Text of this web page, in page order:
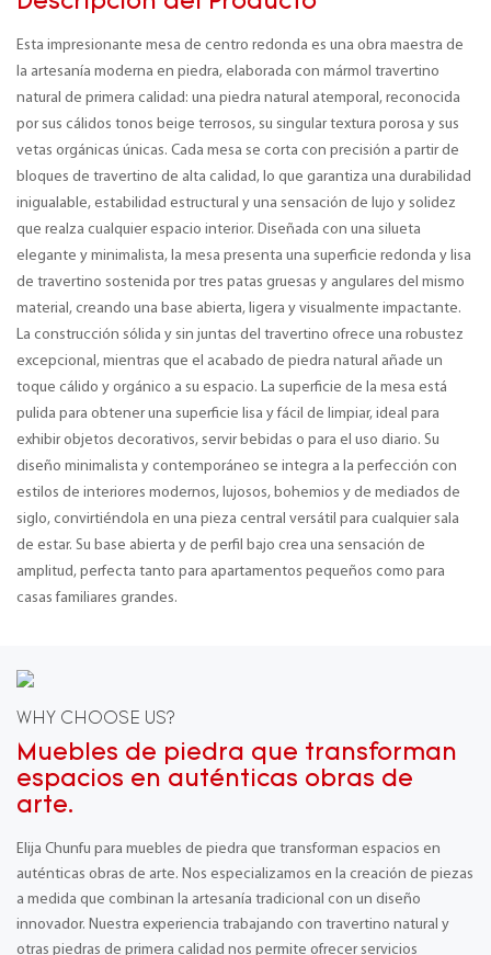
Esta impresionante mesa de centro redonda es una obra maestra de
la artesanía moderna en piedra, elaborada con mármol travertino
natural de primera calidad: una piedra natural atemporal, reconocida
por sus cálidos tonos beige terrosos, su singular textura porosa y sus
vetas orgánicas únicas. Cada mesa se corta con precisión a partir de
bloques de travertino de alta calidad, lo que garantiza una durabilidad
inigualable, estabilidad estructural y una sensación de lujo y solidez
que realza cualquier espacio interior. Diseñada con una silueta
elegante y minimalista, la mesa presenta una superficie redonda y lisa
de travertino sostenida por tres patas gruesas y angulares del mismo
material, creando una base abierta, ligera y visualmente impactante.
La construcción sólida y sin juntas del travertino ofrece una robustez
excepcional, mientras que el acabado de piedra natural añade un
toque cálido y orgánico a su espacio. La superficie de la mesa está
pulida para obtener una superficie lisa y fácil de limpiar, ideal para
exhibir objetos decorativos, servir bebidas o para el uso diario. Su
diseño minimalista y contemporáneo se integra a la perfección con
estilos de interiores modernos, lujosos, bohemios y de mediados de
siglo, convirtiéndola en una pieza central versátil para cualquier sala
de estar. Su base abierta y de perfil bajo crea una sensación de
amplitud, perfecta tanto para apartamentos pequeños como para
casas familiares grandes.
WHY CHOOSE US?
Muebles de piedra que transforman
espacios en auténticas obras de
arte.
Elija Chunfu para muebles de piedra que transforman espacios en
auténticas obras de arte. Nos especializamos en la creación de piezas
a medida que combinan la artesanía tradicional con un diseño
innovador. Nuestra experiencia trabajando con travertino natural y
otras piedras de primera calidad nos permite ofrecer servicios